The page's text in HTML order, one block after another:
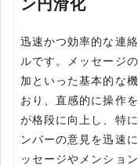
ン円滑化
迅速かつ効率的な連
ルです。メッセージ
加といった基本的な
おり、直感的に操作
が格段に向上し、特
ンバーの意見を迅速
ッセージやメンショ